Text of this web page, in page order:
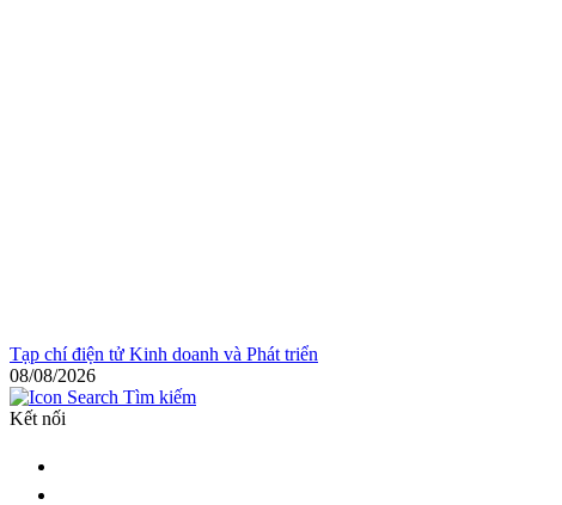
Tạp chí điện tử Kinh doanh và Phát triển
08/08/2026
Tìm kiếm
Kết nối